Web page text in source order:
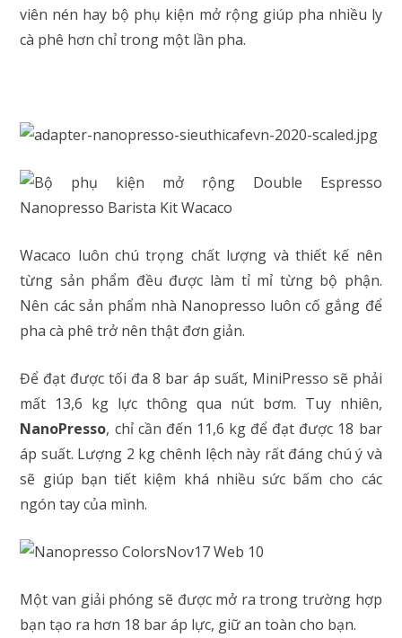
viên nén hay bộ phụ kiện mở rộng giúp pha nhiều ly
cà phê hơn chỉ trong một lần pha.
Wacaco luôn chú trọng chất lượng và thiết kế nên
từng sản phẩm đều được làm tỉ mỉ từng bộ phận.
Nên các sản phẩm nhà Nanopresso luôn cố gắng để
pha cà phê trở nên thật đơn giản.
Để đạt được tối đa 8 bar áp suất, MiniPresso sẽ phải
mất 13,6 kg lực thông qua nút bơm. Tuy nhiên,
NanoPresso, chỉ cần đến 11,6 kg để đạt được 18 bar
áp suất. Lượng 2 kg chênh lệch này rất đáng chú ý và
sẽ giúp bạn tiết kiệm khá nhiều sức bấm cho các
ngón tay của mình.
Một van giải phóng sẽ được mở ra trong trường hợp
bạn tạo ra hơn 18 bar áp lực, giữ an toàn cho bạn.